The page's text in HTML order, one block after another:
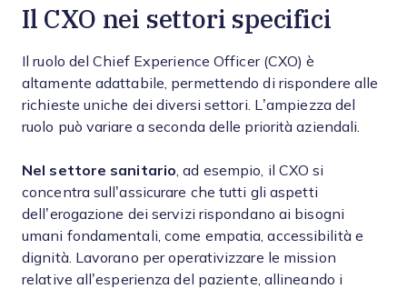
Il CXO nei settori specifici
Il ruolo del Chief Experience Officer (CXO) è
altamente adattabile, permettendo di rispondere alle
richieste uniche dei diversi settori. L’ampiezza del
ruolo può variare a seconda delle priorità aziendali.
Nel settore sanitario , ad esempio, il CXO si
concentra sull’assicurare che tutti gli aspetti
dell’erogazione dei servizi rispondano ai bisogni
umani fondamentali, come empatia, accessibilità e
dignità. Lavorano per operativizzare le mission
relative all’esperienza del paziente, allineando i